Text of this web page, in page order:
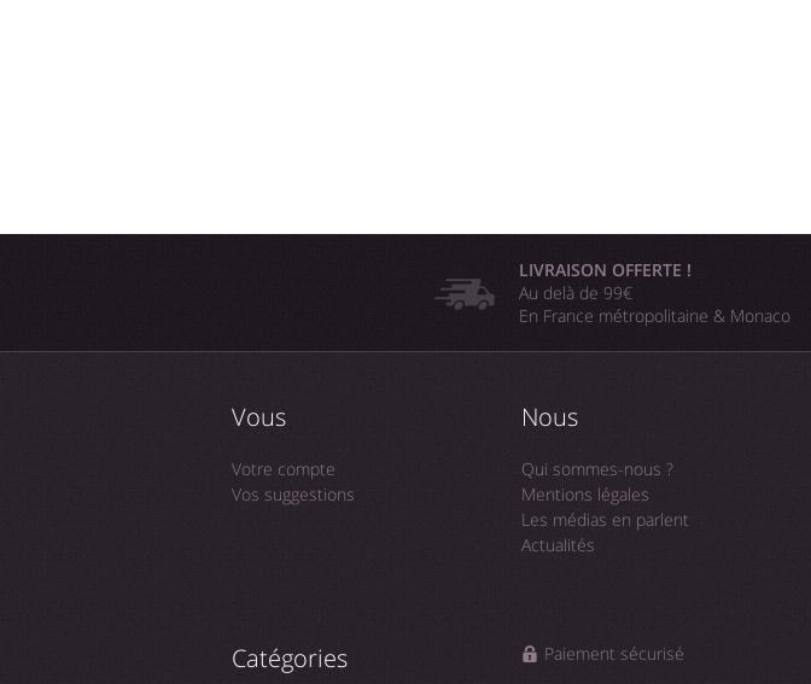
LIVRAISON OFFERTE !
Au delà de 99€
En France métropolitaine & Monaco
Vous
Votre compte
Vos suggestions
Nous
Qui sommes-nous ?
Mentions légales
Les médias en parlent
Actualités
Catégories Paiement sécurisé